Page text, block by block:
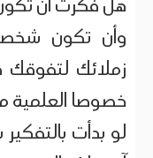
هل فكرت أن
وأن تكون
زملائك لتفوقك
خصوصا العلمية
لو بدأت